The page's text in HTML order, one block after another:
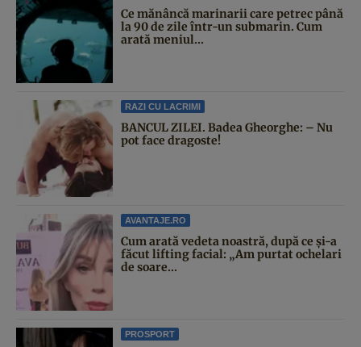
Ce mănâncă marinarii care petrec până
la 90 de zile într-un submarin. Cum
arată meniul...
RAZI CU LACRIMI
BANCUL ZILEI. Badea Gheorghe: – Nu
pot face dragoste!
AVANTAJE.RO
Cum arată vedeta noastră, după ce și-a
făcut lifting facial: „Am purtat ochelari
de soare...
PROSPORT